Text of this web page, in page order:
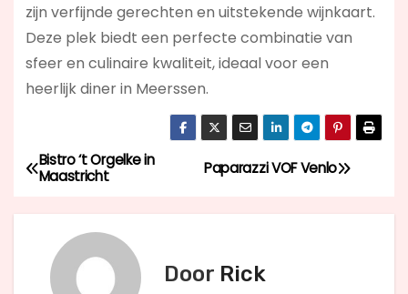
zijn verfijnde gerechten en uitstekende wijnkaart.
Deze plek biedt een perfecte combinatie van
sfeer en culinaire kwaliteit, ideaal voor een
heerlijk diner in Meerssen.
B
e
Paparazzi VOF Venlo
Bistro ‘t Orgelke in
Maastricht
Door Rick